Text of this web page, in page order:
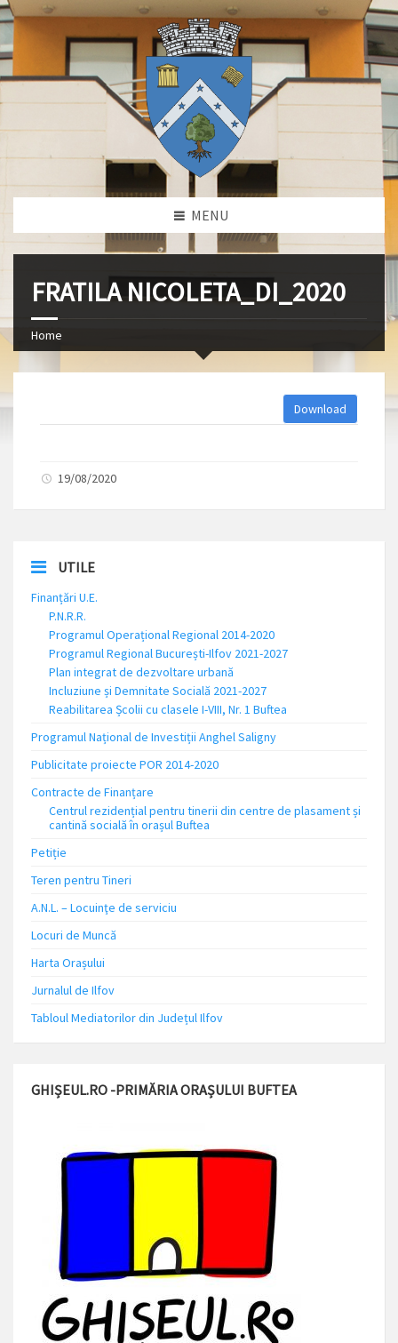
MENU
FRATILA NICOLETA_DI_2020
Home
Download
19/08/2020
UTILE
Finanțări U.E.
P.N.R.R.
Programul Operațional Regional 2014-2020
Programul Regional București-Ilfov 2021-2027
Plan integrat de dezvoltare urbană
Incluziune și Demnitate Socială 2021-2027
Reabilitarea Școlii cu clasele I-VIII, Nr. 1 Buftea
Programul Național de Investiții Anghel Saligny
Publicitate proiecte POR 2014-2020
Contracte de Finanțare
Centrul rezidențial pentru tinerii din centre de plasament și
cantină socială în orașul Buftea
Petiție
Teren pentru Tineri
A.N.L. – Locuinţe de serviciu
Locuri de Muncă
Harta Orașului
Jurnalul de Ilfov
Tabloul Mediatorilor din Județul Ilfov
GHIȘEUL.RO -PRIMĂRIA ORAȘULUI BUFTEA